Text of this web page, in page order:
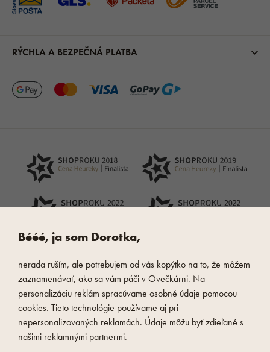
RÝCHLA A BEZPEČNÁ PLATBA
Bééé, ja som Dorotka,
nerada ruším, ale potrebujem od vás kopýtko na to, že môžem
zaznamenávať, ako sa vám páči v Ovečkárni. Na
personalizáciu reklám spracúvame osobné údaje pomocou
cookies. Tieto technológie používame aj pri
nepersonalizovaných reklamách. Údaje môžu byť zdieľané s
našimi reklamnými partnermi.